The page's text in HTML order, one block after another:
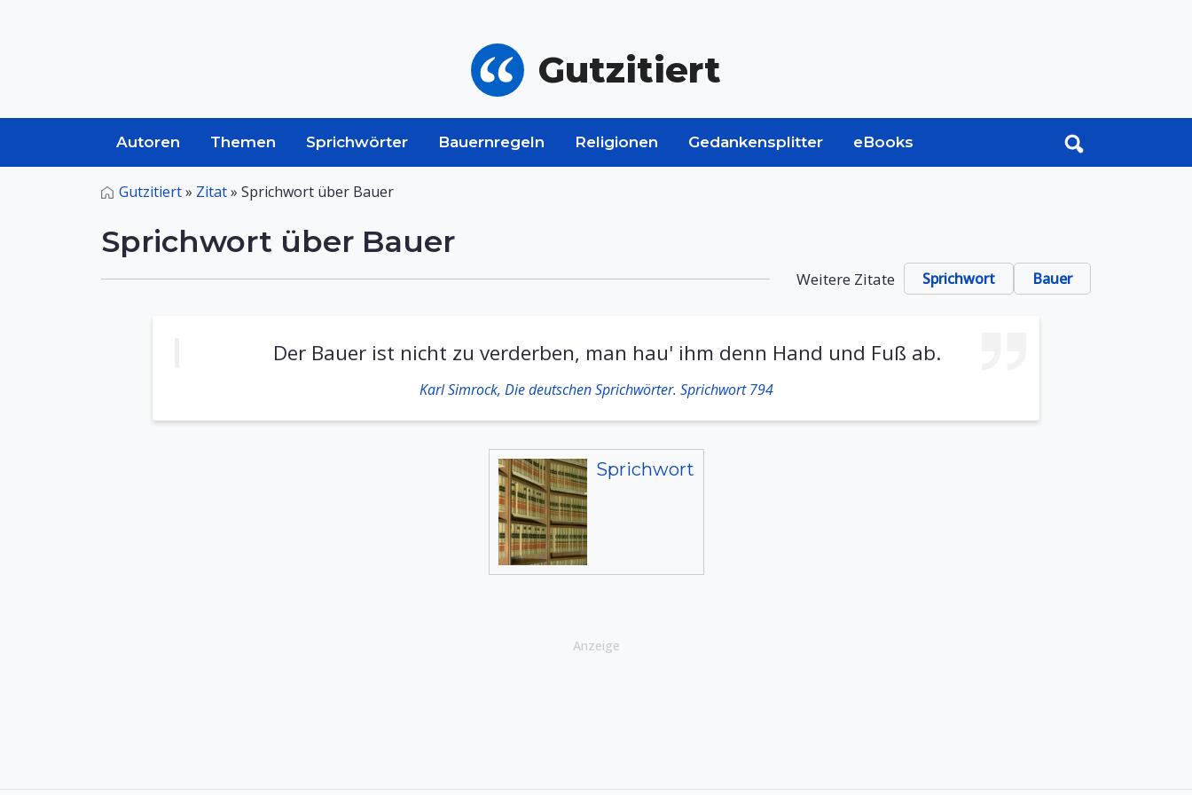
Gutzitiert
Autoren Themen Sprichwörter Bauernregeln Religionen Gedankensplitter eBooks
Gutzitiert» Zitat» Sprichwort über Bauer
Sprichwort über Bauer
Weitere Zitate Sprichwort Bauer
Der Bauer ist nicht zu verderben, man hau' ihm denn Hand und Fuß ab.
Karl Simrock, Die deutschen Sprichwörter. Sprichwort 794
Sprichwort
Anzeige